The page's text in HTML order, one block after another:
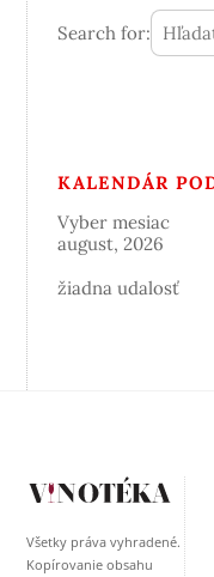
Search for:
KALENDÁR
Vyber mesiac
august, 2026
žiadna udalosť
Všetky práva vyhradené.
Kopírovanie obsahu